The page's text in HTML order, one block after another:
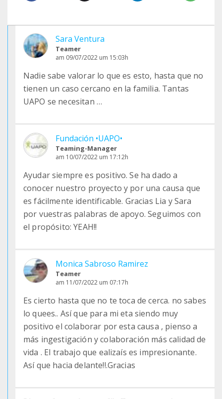
Sara Ventura
Teamer
am 09/07/2022 um 15:03h
Nadie sabe valorar lo que es esto, hasta que no
tienen un caso cercano en la familia. Tantas
UAPO se necesitan …
Fundación •UAPO•
Teaming-Manager
am 10/07/2022 um 17:12h
Ayudar siempre es positivo. Se ha dado a
conocer nuestro proyecto y por una causa que
es fácilmente identificable. Gracias Lia y Sara
por vuestras palabras de apoyo. Seguimos con
el propósito: YEAH!!
Monica Sabroso Ramirez
Teamer
am 11/07/2022 um 07:17h
Es cierto hasta que no te toca de cerca. no sabes
lo quees.. Así que para mi eta siendo muy
positivo el colaborar por esta causa , pienso a
más ingestigación y colaboración más calidad de
vida . El trabajo que ealizaís es impresionante.
Así que hacia delante!!.Gracias